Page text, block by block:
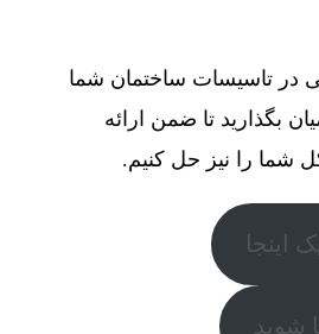
در تاسیسات ساختمان شما
بگذارید تا ضمن ارائه
شما را نیز حل کنیم.
اینجا
شوید